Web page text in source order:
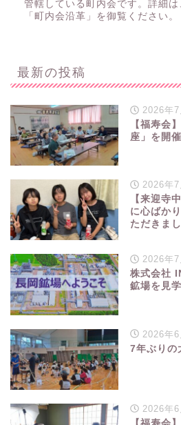
管轄している町内会です。詳細
「町内会沿革」を御覧ください。
最新の投稿
2026年7
【福寿会
座」を開
2026年7
【来迎寺
に心ばか
ただきまし
2026年7
株式会社
鉱場を見
2026年6
7年ぶりの
2026年6